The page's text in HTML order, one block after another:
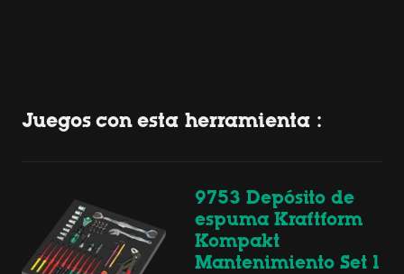
Juegos con esta herramienta :
9753 Depósito de
espuma Kraftform
Kompakt
Mantenimiento Set 1